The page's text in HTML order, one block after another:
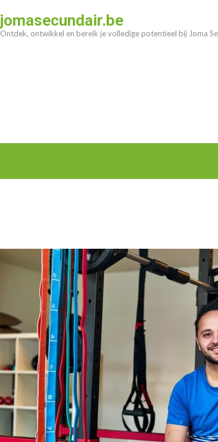
jomasecundair.be
Ontdek, ontwikkel en bereik je volledige potentieel bij Joma